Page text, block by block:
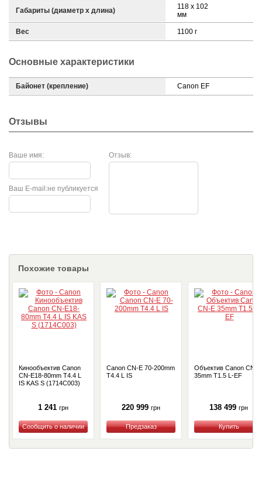
Габариты (диаметр х длина)
118 x 102
мм
Вес 1100 г
Основные характеристики
Байонет (крепление) Canon EF
Отзывы
Ваше имя: Отзыв:
не публикуется
Ваш E-mail:
Похожие товары
Кинообъектив Canon
CN-E18-80mm T4.4 L
IS KAS S (1714C003)
1 241 грн
Купить
Canon CN-E 70-200mm
T4.4 L IS
220 999 грн
Купить
Объектив Canon CN-E
35mm T1.5 L-EF
138 499 грн
Купить